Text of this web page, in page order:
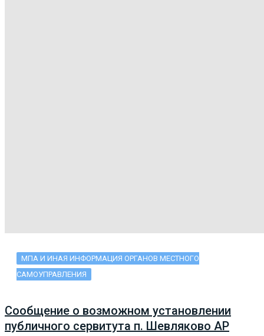
МПА И ИНАЯ ИНФОРМАЦИЯ ОРГАНОВ МЕСТНОГО
САМОУПРАВЛЕНИЯ
Сообщение о возможном установлении
публичного сервитута п. Шевляково АР